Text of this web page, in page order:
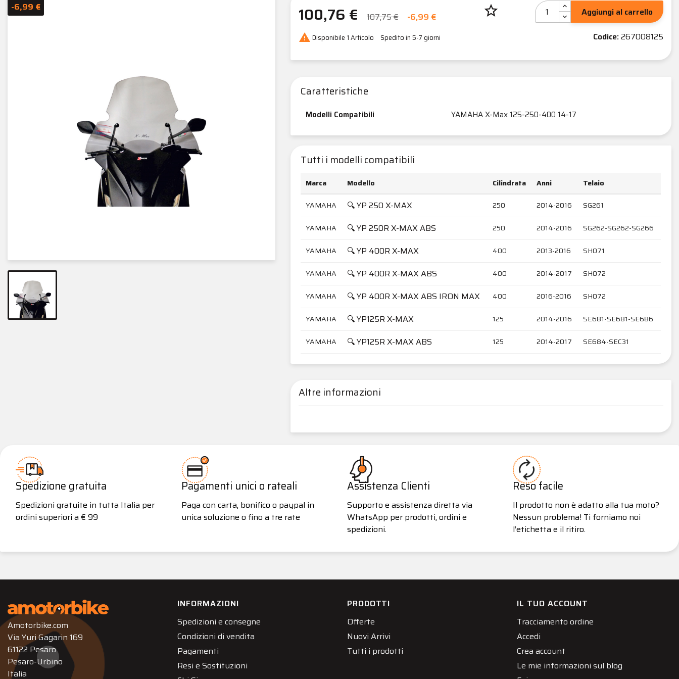
-6,99 € 100,76 € 107,75 € -6,99 €
 Disponibile 1 Articolo Spedito in 5-7 giorni
star_border
Aggiungi al carrello
Codice:267008125
Caratteristiche
Modelli Compatibili YAMAHA X-Max 125-250-400 14-17
Tutti i modelli compatibili
Marca Modello Cilindrata Anni
Telaio
YAMAHA
🔍 YP 250 X-MAX 250 2014-2016 SG261
YAMAHA 🔍 YP 250R X-MAX ABS 250 2014-2016 SG262-SG262-SG266
YAMAHA 🔍 YP 400R X-MAX 400 2013-2016 SH071
YAMAHA 🔍 YP 400R X-MAX ABS 400 2014-2017 SH072
YAMAHA 🔍 YP 400R X-MAX ABS IRON MAX 400 2016-2016 SH072
YAMAHA 🔍 YP125R X-MAX 125 2014-2016 SE681-SE681-SE686
YAMAHA 🔍 YP125R X-MAX ABS 125 2014-2017 SE684-SEC31
Altre informazioni
Spedizione gratuita
Spedizioni gratuite in tutta Italia per
ordini superiori a € 99
Pagamenti unici o rateali
Paga con carta, bonifico o paypal in
unica soluzione o fino a tre rate
Assistenza Clienti
Supporto e assistenza diretta via
WhatsApp per prodotti, ordini e
spedizioni.
Reso facile
Il prodotto non è adatto alla tua moto?
Nessun problema! Ti forniamo noi
l’etichetta e il ritiro.
Amotorbike.com
Via Yuri Gagarin 169
61122 Pesaro
Pesaro-Urbino
Italia
INFORMAZIONI
Spedizioni e consegne
Condizioni di vendita
Pagamenti
Resi e Sostituzioni
PRODOTTI
Offerte
Nuovi Arrivi
Tutti i prodotti
IL TUO ACCOUNT
Tracciamento ordine
Accedi
Crea account
Le mie informazioni sul blog